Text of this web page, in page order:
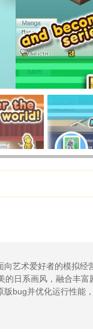
艺术爱好者的模拟
的日系画风，融合丰
bug并优化运行性能